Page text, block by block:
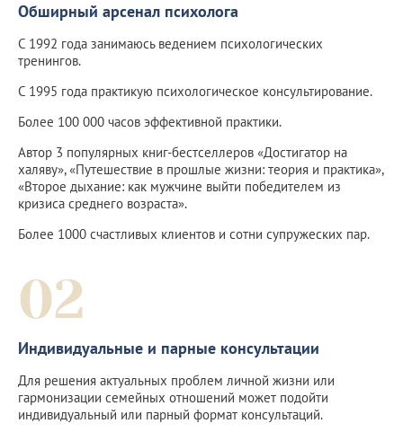
Обширный арсенал психолога
С 1992 года занимаюсь ведением психологических
тренингов.
С 1995 года практикую психологическое консультирование.
Более 100 000 часов эффективной практики.
Автор 3 популярных книг-бестселлеров «Достигатор на
халяву», «Путешествие в прошлые жизни: теория и практика»,
«Второе дыхание: как мужчине выйти победителем из
кризиса среднего возраста».
Более 1000 счастливых клиентов и сотни супружеских пар.
02
Индивидуальные и парные консультации
Для решения актуальных проблем личной жизни или
гармонизации семейных отношений может подойти
индивидуальный или парный формат консультаций.